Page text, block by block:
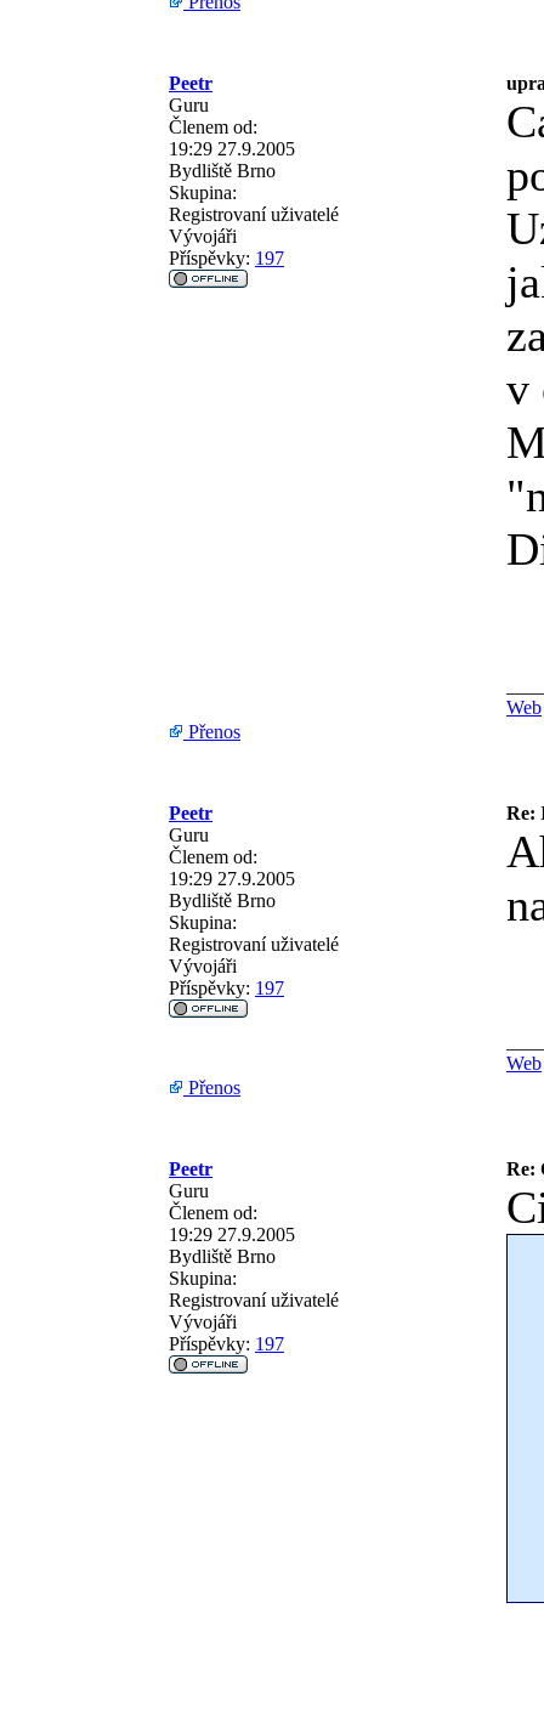
Peetr
Guru
Členem od:
19:29 27.9.2005
Bydliště Brno
Skupina:
Registrovaní uživatelé
Vývojáři
Příspěvky: 197
v
Web
Přenos
Peetr
Re:
Guru
Členem od:
19:29 27.9.2005
Bydliště Brno
Skupina:
Registrovaní uživatelé
Vývojáři
Příspěvky: 197
Web
Přenos
Peetr
Re:
Guru
Členem od:
19:29 27.9.2005
Bydliště Brno
Skupina:
Registrovaní uživatelé
Vývojáři
Příspěvky: 197